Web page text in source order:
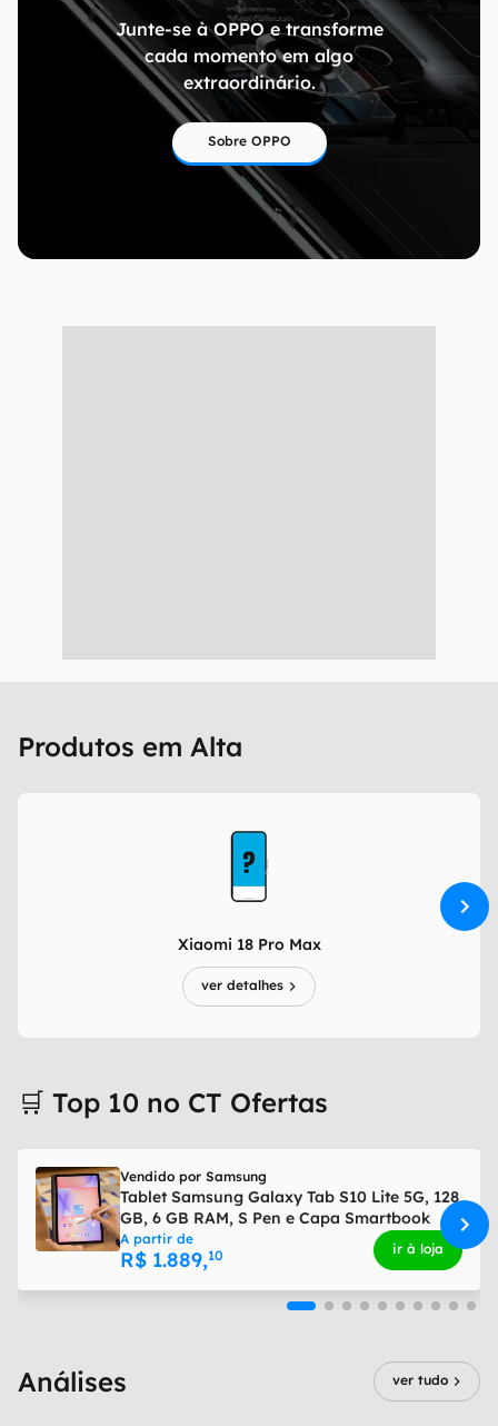
Junte-se à OPPO e transforme
cada momento em algo
extraordinário.
Sobre OPPO
Produtos em Alta
Xiaomi 18 Pro Max
ver detalhes
🛒 Top 10 no CT Ofertas
Vendido por Samsung
Tablet Samsung Galaxy Tab S10 Lite 5G, 128
GB, 6 GB RAM, S Pen e Capa Smartbook
Cover Inclusas | CUPOM EXCLUSIVO
A partir de
R$ 1.889,10 ir à loja
Análises ver tudo